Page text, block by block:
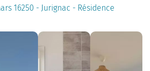
16250 - Jurignac - Résidence